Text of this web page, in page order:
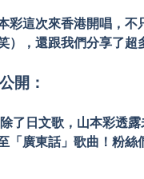
彩這次來香港開唱，不
），還跟我們分享了超
開：
除了日文歌，山本彩透
「廣東話」歌曲！粉絲